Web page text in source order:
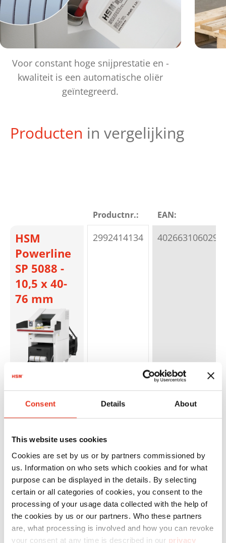
Consent Details About
This website uses cookies
Cookies are set by us or by partners commissioned by
us. Information on who sets which cookies and for what
purpose can be displayed in the details. By selecting
certain or all categories of cookies, you consent to the
processing of your usage data collected with the help of
the cookies by us or our partners. Who these partners
are, what processing is involved and how you can revoke
your consent at any time is described in our privacy
Voor constant hoge snijprestatie en -
kwaliteit is een automatische oliër
geïntegreerd.
Producten in vergelijking
Productnr.: EAN:
HSM
Powerline
SP 5088 -
10,5 x 40-
76 mm
2992414134 4026631060295
HSM
Powerline
SP 5088 - 6
mm
2990414134 4026631060301